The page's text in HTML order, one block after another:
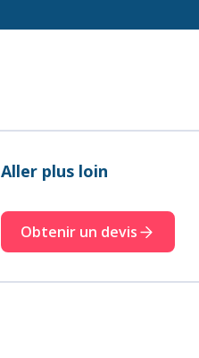
Aller plus loin
Obtenir un devis